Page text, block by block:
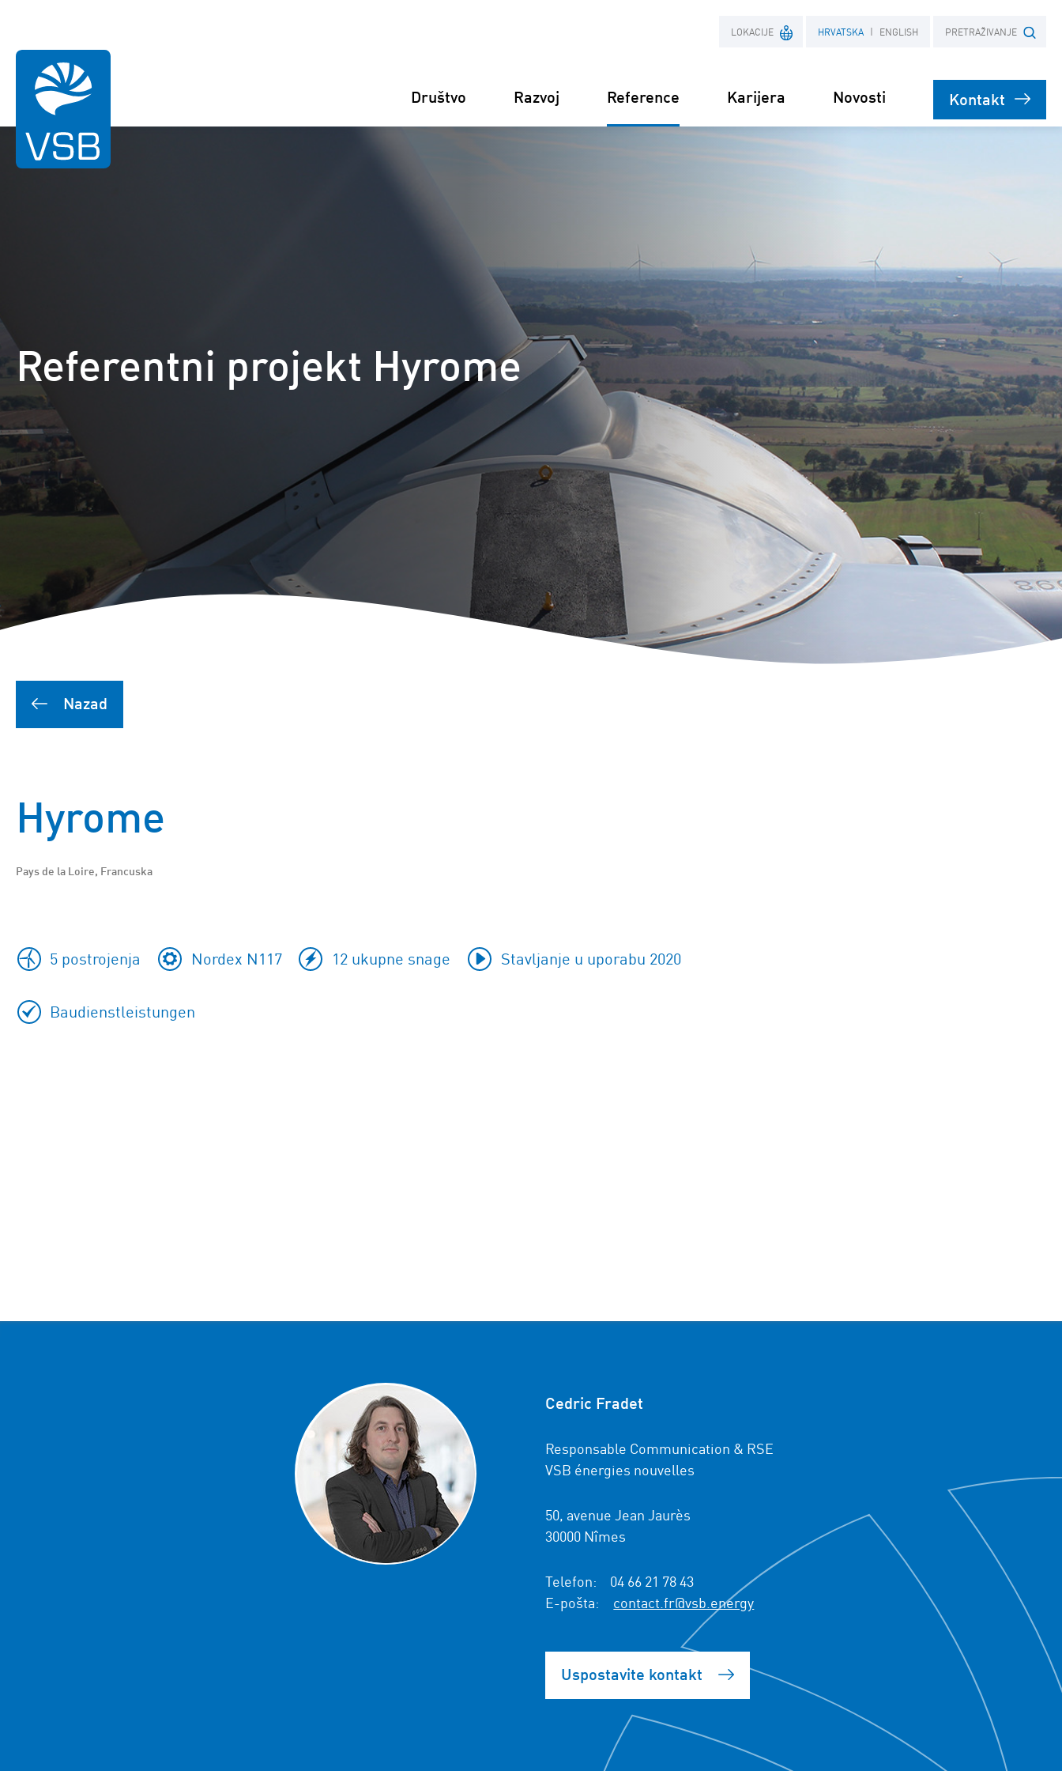
LOKACIJE
Njemačka Finska Francuska
HRVATSKA ENGLISH PRETRAŽIVANJE
Upiši pojam
Društvo Razvoj Reference Karijera Novosti Kontakt
Vi ste ovdje:
Referentni projekt Hyrome
Nazad
Hyrome
Pays de la Loire, Francuska
5 postrojenja Nordex N117 12 ukupne snage Stavljanje u uporabu 2020
Baudienstleistungen
Cedric Fradet
Responsable Communication & RSE
VSB énergies nouvelles
50, avenue Jean Jaurès
30000 Nîmes
Telefon:
04 66 21 78 43
E-pošta:
contact.fr@vsb.energy
Uspostavite kontakt